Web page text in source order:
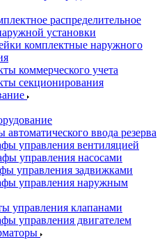
распределительное
установки
комплектные наружного
коммерческого учета
секционирования
ввода резерва
управления вентиляцией
управления насосами
управления задвижками
управления наружным
клапанами
управления двигателем